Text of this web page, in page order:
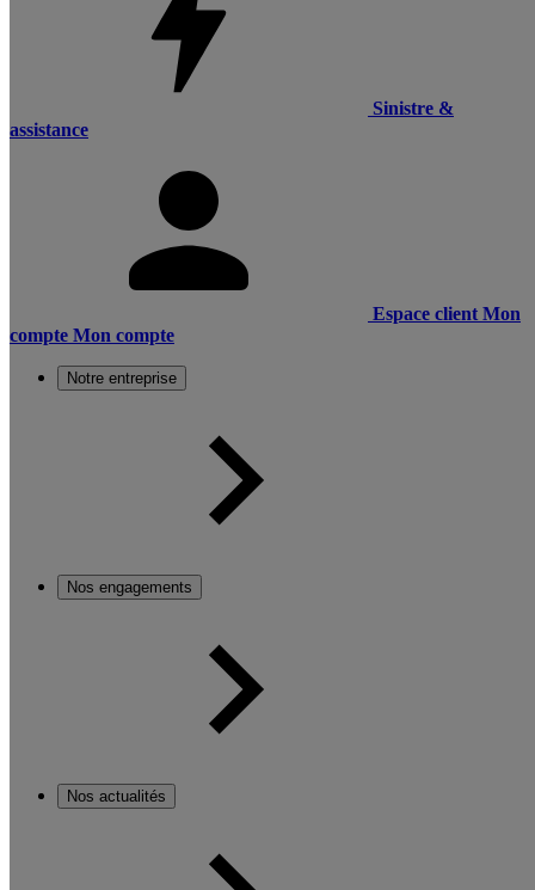
Sinistre &
assistance
Espace client Mon
compte Mon compte
Notre entreprise
Nos engagements
Nos actualités